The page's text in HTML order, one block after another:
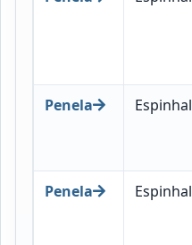
Penela Espinhal
Penela Espinhal